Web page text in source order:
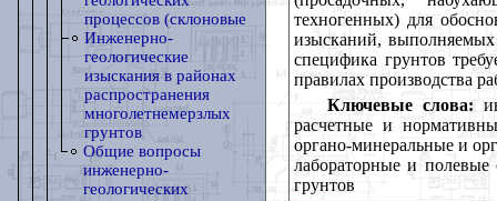
процессов (склоновые
Инженерно-
геологические
изыскания в районах
распространения
многолетнемерзлых
грунтов
Общие вопросы
инженерно-
геологических
техногенных) для
изысканий, выполняемых
специфика грунтов
правилах производства
Ключевые слова:
расчетные и
органо-минеральные и
лабораторные и полевые
грунтов